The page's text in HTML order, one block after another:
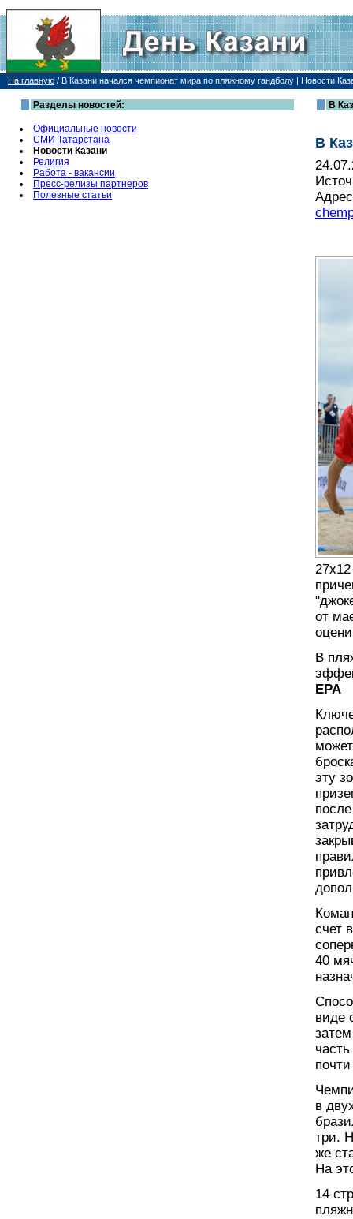
На главную / В Казани начался чемпионат мира по пляжному гандболу | Новости
Разделы новостей:
Официальные новости
СМИ Татарстана
Новости Казани
Религия
Работа - вакансии
Пресс-релизы партнеров
Полезные статьи
В
В
от
В
EPA
эту
счет
40
виде
в
три.
же
На
14